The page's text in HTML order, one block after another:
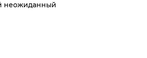
неожиданный